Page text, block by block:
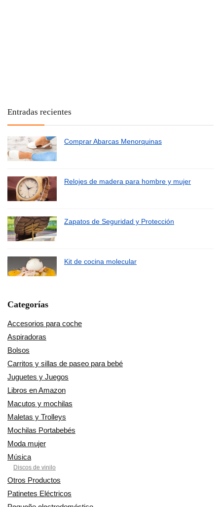
Entradas recientes
Comprar Abarcas Menorquinas
Relojes de madera para hombre y mujer
Zapatos de Seguridad y Protección
Kit de cocina molecular
Categorías
Accesorios para coche
Aspiradoras
Bolsos
Carritos y sillas de paseo para bebé
Juguetes y Juegos
Libros en Amazon
Macutos y mochilas
Maletas y Trolleys
Mochilas Portabebés
Moda mujer
Música
Discos de vinilo
Otros Productos
Patinetes Eléctricos